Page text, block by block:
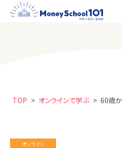
TOP > オンラインで学ぶ > 60歳か
オンライン